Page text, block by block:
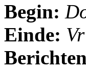
Begin:
Einde: